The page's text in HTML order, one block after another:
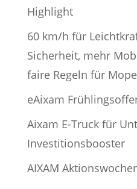
Highlight
60 km/h für
Sicherheit, mehr
faire Regeln für
eAixam
Aixam E-Truck für
Investitionsbooster
AIXAM